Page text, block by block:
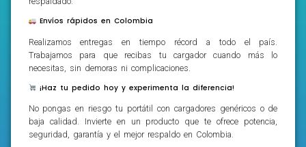
Envíos rápidos en Colombia
Realizamos entregas en tiempo récord a todo el país.
Trabajamos para que recibas tu cargador cuando más lo
necesitas, sin demoras ni complicaciones.
¡Haz tu pedido hoy y experimenta la diferencia!
No pongas en riesgo tu portátil con cargadores genéricos o de
baja calidad. Invierte en un producto que te ofrece potencia,
seguridad, garantía y el mejor respaldo en Colombia.